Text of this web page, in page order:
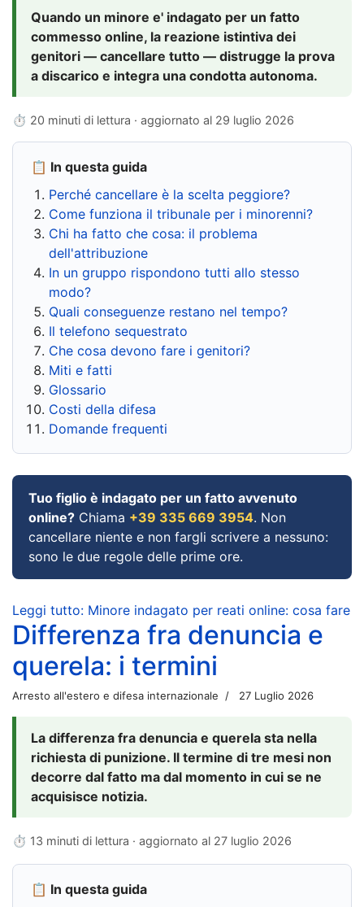
Quando un minore e' indagato per un fatto
commesso online, la reazione istintiva dei
genitori — cancellare tutto — distrugge la prova
a discarico e integra una condotta autonoma.
⏱ 20 minuti di lettura · aggiornato al 29 luglio 2026
📋 In questa guida
Perché cancellare è la scelta peggiore?
Come funziona il tribunale per i minorenni?
Chi ha fatto che cosa: il problema
dell'attribuzione
In un gruppo rispondono tutti allo stesso
modo?
Quali conseguenze restano nel tempo?
Il telefono sequestrato
Che cosa devono fare i genitori?
Miti e fatti
Glossario
Costi della difesa
Domande frequenti
Tuo figlio è indagato per un fatto avvenuto
online? Chiama +39 335 669 3954. Non
cancellare niente e non fargli scrivere a nessuno:
sono le due regole delle prime ore.
Leggi tutto: Minore indagato per reati online: cosa fare
Differenza fra denuncia e
querela: i termini
Arresto all'estero e difesa internazionale 27 Luglio 2026
La differenza fra denuncia e querela sta nella
richiesta di punizione. Il termine di tre mesi non
decorre dal fatto ma dal momento in cui se ne
acquisisce notizia.
⏱ 13 minuti di lettura · aggiornato al 27 luglio 2026
📋 In questa guida